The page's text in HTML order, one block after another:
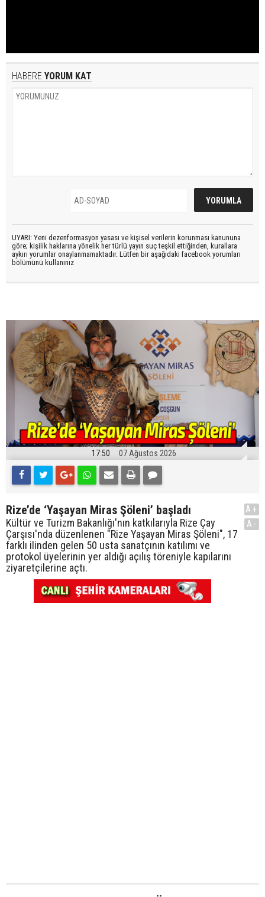
HABERE YORUM KAT
UYARI: Yeni dezenformasyon yasası ve kişisel verilerin korunması kanununa
göre; kişilik haklarına yönelik her türlü yayın suç teşkil ettiğinden, kurallara
aykırı yorumlar onaylanmamaktadır. Lütfen bir aşağıdaki facebook yorumları
bölümünü kullanınız
17:50 07 Ağustos 2026
Rize’de ‘Yaşayan Miras Şöleni’ başladı
Kültür ve Turizm Bakanlığı'nın katkılarıyla Rize Çay
Çarşısı'nda düzenlenen "Rize Yaşayan Miras Şöleni", 17
farklı ilinden gelen 50 usta sanatçının katılımı ve
protokol üyelerinin yer aldığı açılış töreniyle kapılarını
ziyaretçilerine açtı.
A+
A-